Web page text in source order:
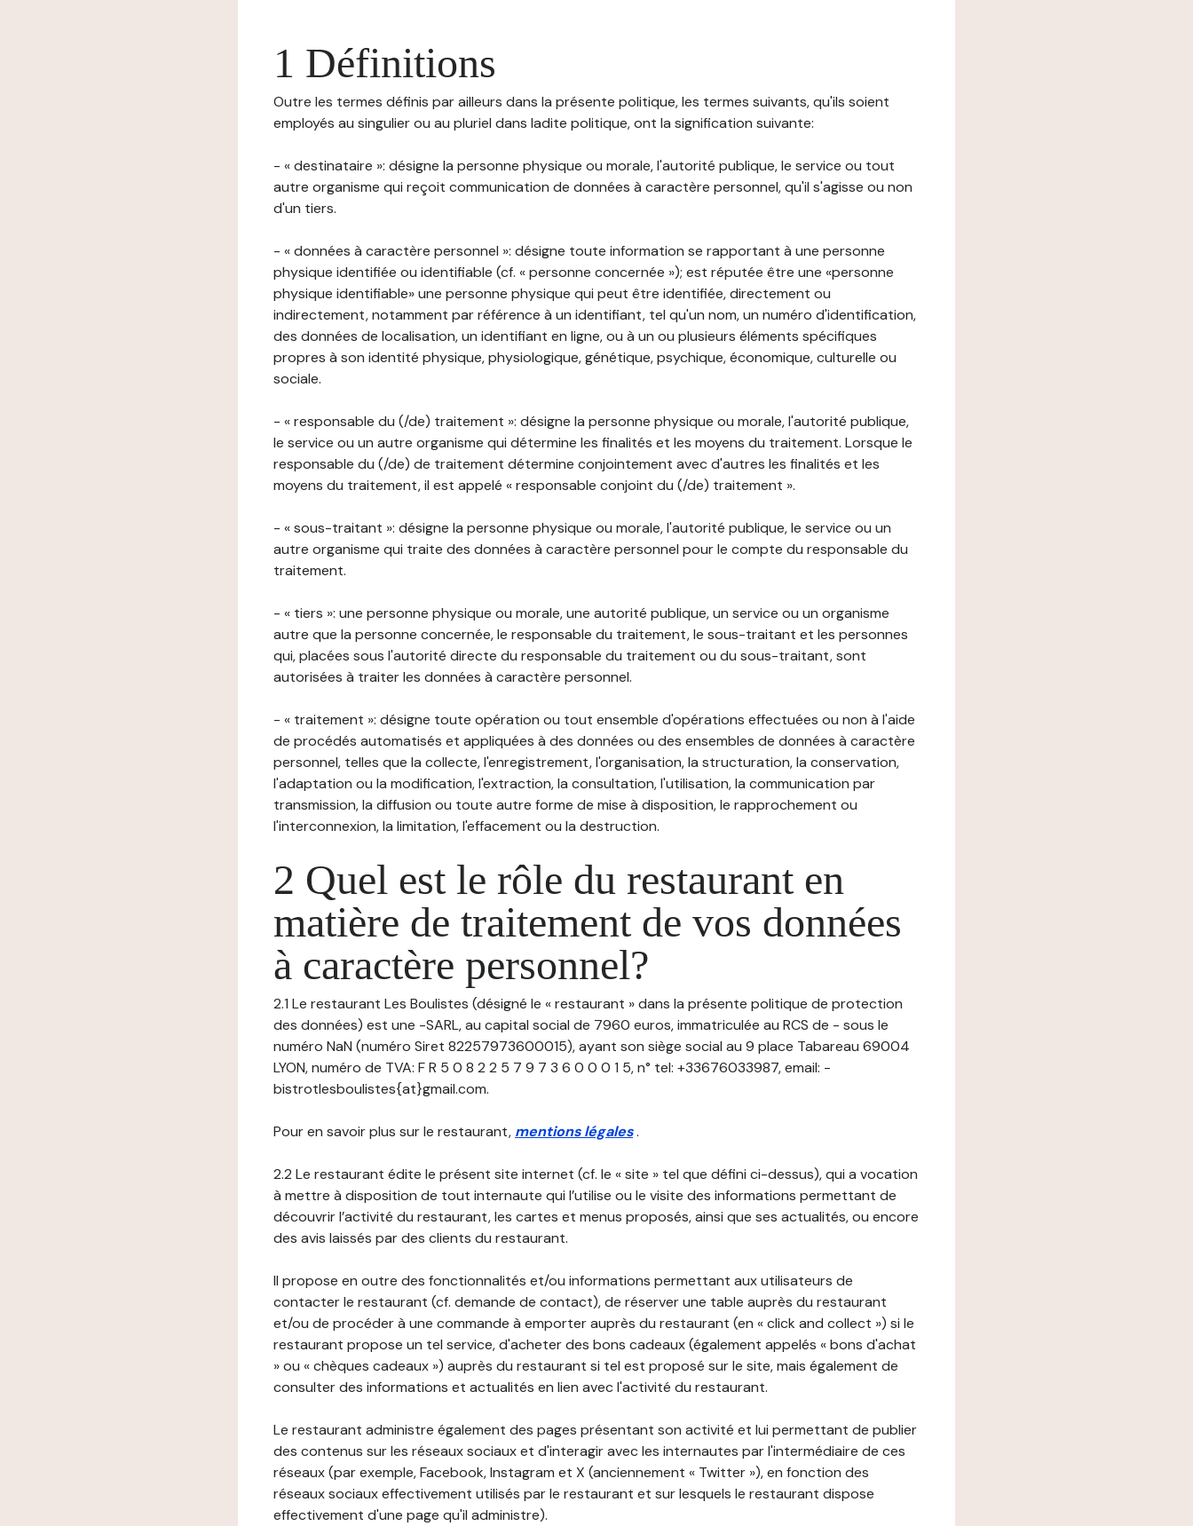
1 Définitions
Outre les termes définis par ailleurs dans la présente politique, les termes suivants, qu'ils soient
employés au singulier ou au pluriel dans ladite politique, ont la signification suivante:
- « destinataire »: désigne la personne physique ou morale, l'autorité publique, le service ou tout
autre organisme qui reçoit communication de données à caractère personnel, qu'il s'agisse ou non
d'un tiers.
- « données à caractère personnel »: désigne toute information se rapportant à une personne
physique identifiée ou identifiable (cf. « personne concernée »); est réputée être une «personne
physique identifiable» une personne physique qui peut être identifiée, directement ou
indirectement, notamment par référence à un identifiant, tel qu'un nom, un numéro d'identification,
des données de localisation, un identifiant en ligne, ou à un ou plusieurs éléments spécifiques
propres à son identité physique, physiologique, génétique, psychique, économique, culturelle ou
sociale.
- « responsable du (/de) traitement »: désigne la personne physique ou morale, l'autorité publique,
le service ou un autre organisme qui détermine les finalités et les moyens du traitement. Lorsque le
responsable du (/de) de traitement détermine conjointement avec d'autres les finalités et les
moyens du traitement, il est appelé « responsable conjoint du (/de) traitement ».
- « sous-traitant »: désigne la personne physique ou morale, l'autorité publique, le service ou un
autre organisme qui traite des données à caractère personnel pour le compte du responsable du
traitement.
- « tiers »: une personne physique ou morale, une autorité publique, un service ou un organisme
autre que la personne concernée, le responsable du traitement, le sous-traitant et les personnes
qui, placées sous l'autorité directe du responsable du traitement ou du sous-traitant, sont
autorisées à traiter les données à caractère personnel.
- « traitement »: désigne toute opération ou tout ensemble d'opérations effectuées ou non à l'aide
de procédés automatisés et appliquées à des données ou des ensembles de données à caractère
personnel, telles que la collecte, l'enregistrement, l'organisation, la structuration, la conservation,
l'adaptation ou la modification, l'extraction, la consultation, l'utilisation, la communication par
transmission, la diffusion ou toute autre forme de mise à disposition, le rapprochement ou
l'interconnexion, la limitation, l'effacement ou la destruction.
2 Quel est le rôle du restaurant en
matière de traitement de vos données
à caractère personnel?
2.1 Le restaurant Les Boulistes (désigné le « restaurant » dans la présente politique de protection
des données) est une -SARL, au capital social de 7960 euros, immatriculée au RCS de - sous le
numéro NaN (numéro Siret 82257973600015), ayant son siège social au 9 place Tabareau 69004
LYON, numéro de TVA: F R 5 0 8 2 2 5 7 9 7 3 6 0 0 0 1 5, n° tel: +33676033987, email: -
bistrotlesboulistes{at}gmail.com.
Pour en savoir plus sur le restaurant, mentions légales.
2.2 Le restaurant édite le présent site internet (cf. le « site » tel que défini ci-dessus), qui a vocation
à mettre à disposition de tout internaute qui l’utilise ou le visite des informations permettant de
découvrir l’activité du restaurant, les cartes et menus proposés, ainsi que ses actualités, ou encore
des avis laissés par des clients du restaurant.
Il propose en outre des fonctionnalités et/ou informations permettant aux utilisateurs de
contacter le restaurant (cf. demande de contact), de réserver une table auprès du restaurant
et/ou de procéder à une commande à emporter auprès du restaurant (en « click and collect ») si le
restaurant propose un tel service, d'acheter des bons cadeaux (également appelés « bons d'achat
» ou « chèques cadeaux ») auprès du restaurant si tel est proposé sur le site, mais également de
consulter des informations et actualités en lien avec l'activité du restaurant.
Le restaurant administre également des pages présentant son activité et lui permettant de publier
des contenus sur les réseaux sociaux et d'interagir avec les internautes par l'intermédiaire de ces
réseaux (par exemple, Facebook, Instagram et X (anciennement « Twitter »), en fonction des
réseaux sociaux effectivement utilisés par le restaurant et sur lesquels le restaurant dispose
effectivement d'une page qu'il administre).